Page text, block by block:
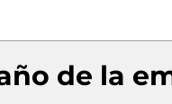
de la